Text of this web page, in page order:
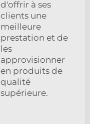
d'offrir à ses
clients une
meilleure
prestation et de
les
approvisionner
en produits de
qualité
supérieure.